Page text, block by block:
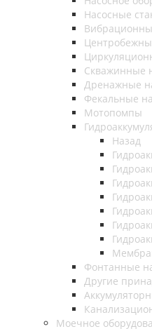
Насосные
Скважинные
Дренажные
Фекальные
Мотопомпы
Назад
Фонтанные
Другие
Моечное